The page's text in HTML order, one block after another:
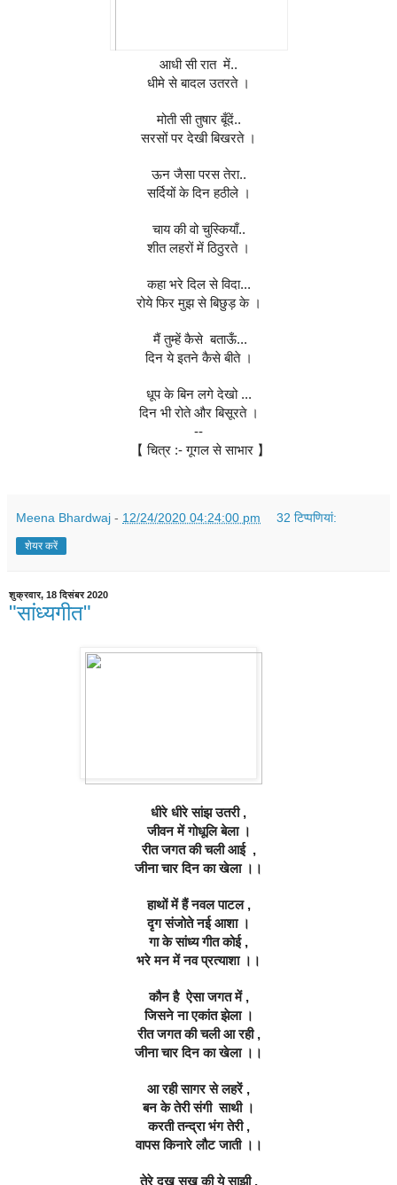
आधी सी रात  में..
धीमे से बादल उतरते ।
मोती सी तुषार बूँदें..
सरसों पर देखी बिखरते ।
ऊन जैसा परस तेरा..
सर्दियों के दिन हठीले ।
चाय की वो चुस्कियाँ..
शीत लहरों में ठिठुरते ।
कहा भरे दिल से विदा...
रोये फिर मुझ से बिछुड़ के ।
मैं तुम्हें कैसे  बताऊँ...
दिन ये इतने कैसे बीते ।
धूप के बिन लगे देखो ...
दिन भी रोते और बिसूरते ।
--
【 चित्र :- गूगल से साभार 】
Meena Bhardwaj - 12/24/2020 04:24:00 pm 32 टिप्‍पणियां:
शेयर करें
शुक्रवार, 18 दिसंबर 2020
"सांध्यगीत"
धीरे धीरे सांझ उतरी ,
जीवन में गोधूलि बेला ।
रीत जगत की चली आई  ,
जीना चार दिन का खेला ।।
हाथों में हैं नवल पाटल ,
दृग संजोते नई आशा ।
गा के सांध्य गीत कोई ,
भरे मन में नव प्रत्याशा ।।
कौन है  ऐसा जगत में ,
जिसने ना एकांत झेला ।
रीत जगत की चली आ रही ,
जीना चार दिन का खेला ।।
आ रही सागर से लहरें ,
बन के तेरी संगी  साथी ।
करती तन्द्रा भंग तेरी ,
वापस किनारे लौट जाती ।।
तेरे दुख सुख की ये साझी ,